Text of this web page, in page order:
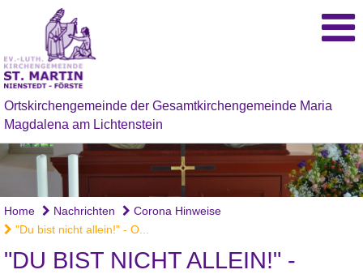
Ortskirchengemeinde der Gesamtkirchengemeinde Maria
Magdalena am Lichtenstein
Home Nachrichten
Corona Hinweise
"Du bist nicht allein!" - O...
"DU BIST NICHT ALLEIN!" -